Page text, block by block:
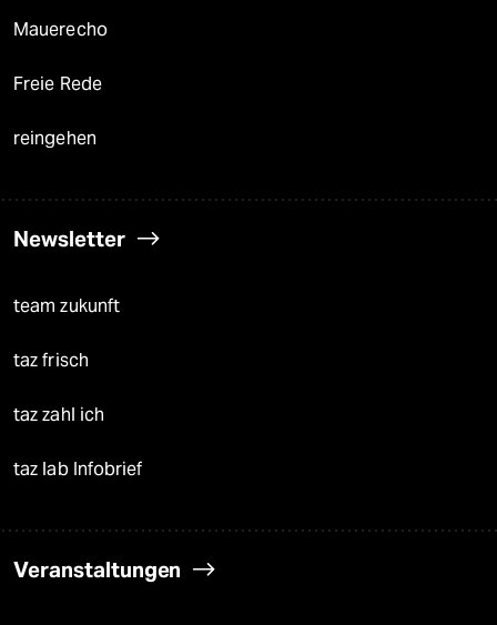
Mauerecho
Freie Rede
reingehen
Newsletter
team zukunft
taz frisch
taz zahl ich
taz lab Infobrief
Veranstaltungen